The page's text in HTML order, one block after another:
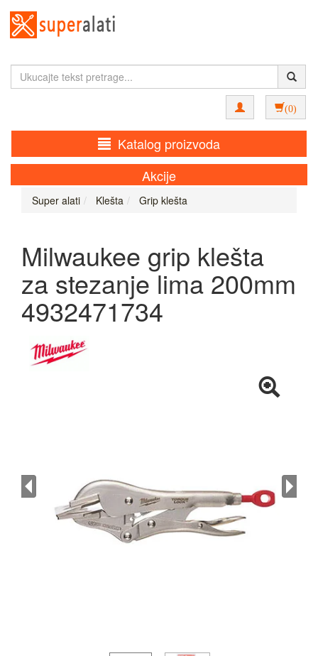
(0)
Katalog proizvoda
Akcije
Super alati Klešta Grip klešta
Milwaukee grip klešta
za stezanje lima 200mm
4932471734